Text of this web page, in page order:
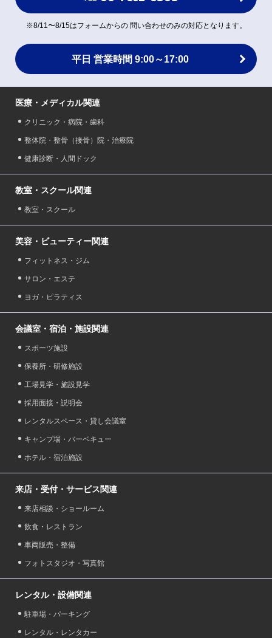
※8/11〜8/15はフォームからの 問い合わせのみの対応となります。
平日 営業時間 9:00～17:00
医療・メディカル関連
クリニック・病院・歯科
整体院・整骨（接骨）院・治療院
健康診断・人間ドック
教室・スクール関連
教室・スクール
美容・ビューティー関連
フィットネス・ジム
サロン・エステ
ヨガ・ピラティス
会議室・宿泊・施設関連
スポーツ施設
保養所・研修施設
工場見学・施設見学
採用面接・説明会
レンタルスペース・貸し会議室
キャンプ場・バーベキュー
ホテル・宿泊施設
来店・受付・サービス関連
来店相談・ショールーム
飲食・レストラン
車両販売・整備
フォトスタジオ・写真館
レンタル・設備関連
駐車場・パーキング
レンタル・レンタカー